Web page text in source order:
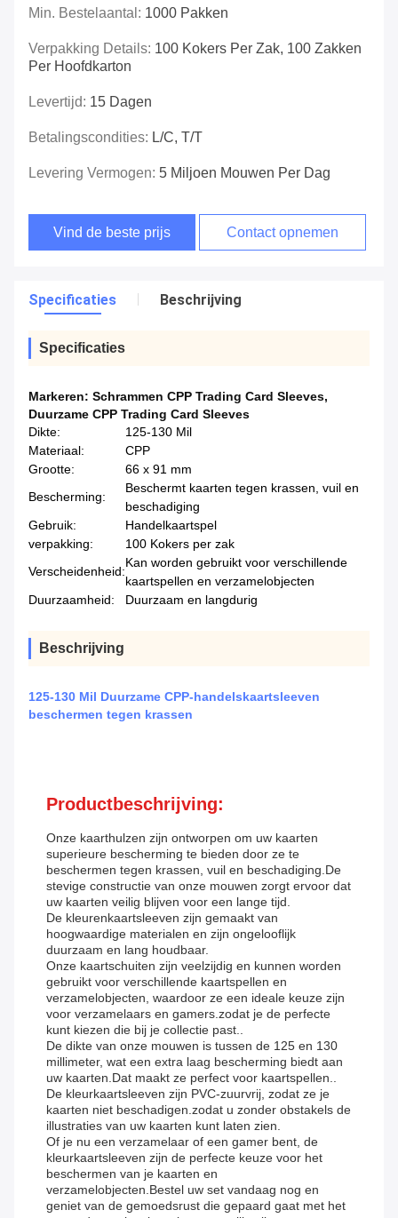
Min. Bestelaantal: 1000 Pakken
Verpakking Details: 100 Kokers Per Zak, 100 Zakken
Per Hoofdkarton
Levertijd: 15 Dagen
Betalingscondities: L/C, T/T
Levering Vermogen: 5 Miljoen Mouwen Per Dag
Vind de beste prijs Contact opnemen
Specificaties Beschrijving
Specificaties
Markeren: Schrammen CPP Trading Card Sleeves,
Duurzame CPP Trading Card Sleeves
Dikte:
125-130 Mil
Materiaal:
CPP
Grootte:
66 x 91 mm
Bescherming:
Beschermt kaarten tegen krassen, vuil en
beschadiging
Gebruik:
Handelkaartspel
verpakking:
100 Kokers per zak
Verscheidenheid:
Kan worden gebruikt voor verschillende
kaartspellen en verzamelobjecten
Duurzaamheid:
Duurzaam en langdurig
Beschrijving
125-130 Mil Duurzame CPP-handelskaartsleeven
beschermen tegen krassen
Productbeschrijving:
Onze kaarthulzen zijn ontworpen om uw kaarten
superieure bescherming te bieden door ze te
beschermen tegen krassen, vuil en beschadiging.De
stevige constructie van onze mouwen zorgt ervoor dat
uw kaarten veilig blijven voor een lange tijd.
De kleurenkaartsleeven zijn gemaakt van
hoogwaardige materialen en zijn ongelooflijk
duurzaam en lang houdbaar.
Onze kaartschuiten zijn veelzijdig en kunnen worden
gebruikt voor verschillende kaartspellen en
verzamelobjecten, waardoor ze een ideale keuze zijn
voor verzamelaars en gamers.zodat je de perfecte
kunt kiezen die bij je collectie past..
De dikte van onze mouwen is tussen de 125 en 130
millimeter, wat een extra laag bescherming biedt aan
uw kaarten.Dat maakt ze perfect voor kaartspellen..
De kleurkaartsleeven zijn PVC-zuurvrij, zodat ze je
kaarten niet beschadigen.zodat u zonder obstakels de
illustraties van uw kaarten kunt laten zien.
Of je nu een verzamelaar of een gamer bent, de
kleurkaartsleeven zijn de perfecte keuze voor het
beschermen van je kaarten en
verzamelobjecten.Bestel uw set vandaag nog en
geniet van de gemoedsrust die gepaard gaat met het